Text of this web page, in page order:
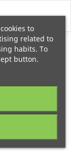
to
related to
habits. To
button.